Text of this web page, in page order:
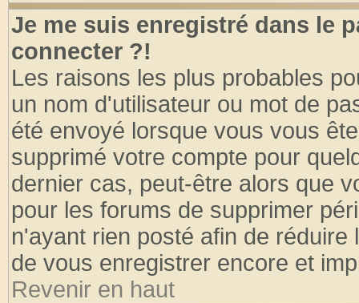
Je me suis enregistré dans le
connecter ?!
Les raisons les plus probables
un nom d'utilisateur ou mot de
été envoyé lorsque vous vous
supprimé votre compte pour
dernier cas, peut-être alors que
pour les forums de supprimer
n'ayant rien posté afin de
de vous enregistrer encore et
Revenir en haut